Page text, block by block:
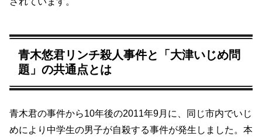
青木悠君リンチ殺人事件と「大津いじめ問
題」の共通点とは
青木君の事件から10年後の2011年9月に、同じ市内でいじ
めにより中学生の男子が自殺する事件が発生しました。本